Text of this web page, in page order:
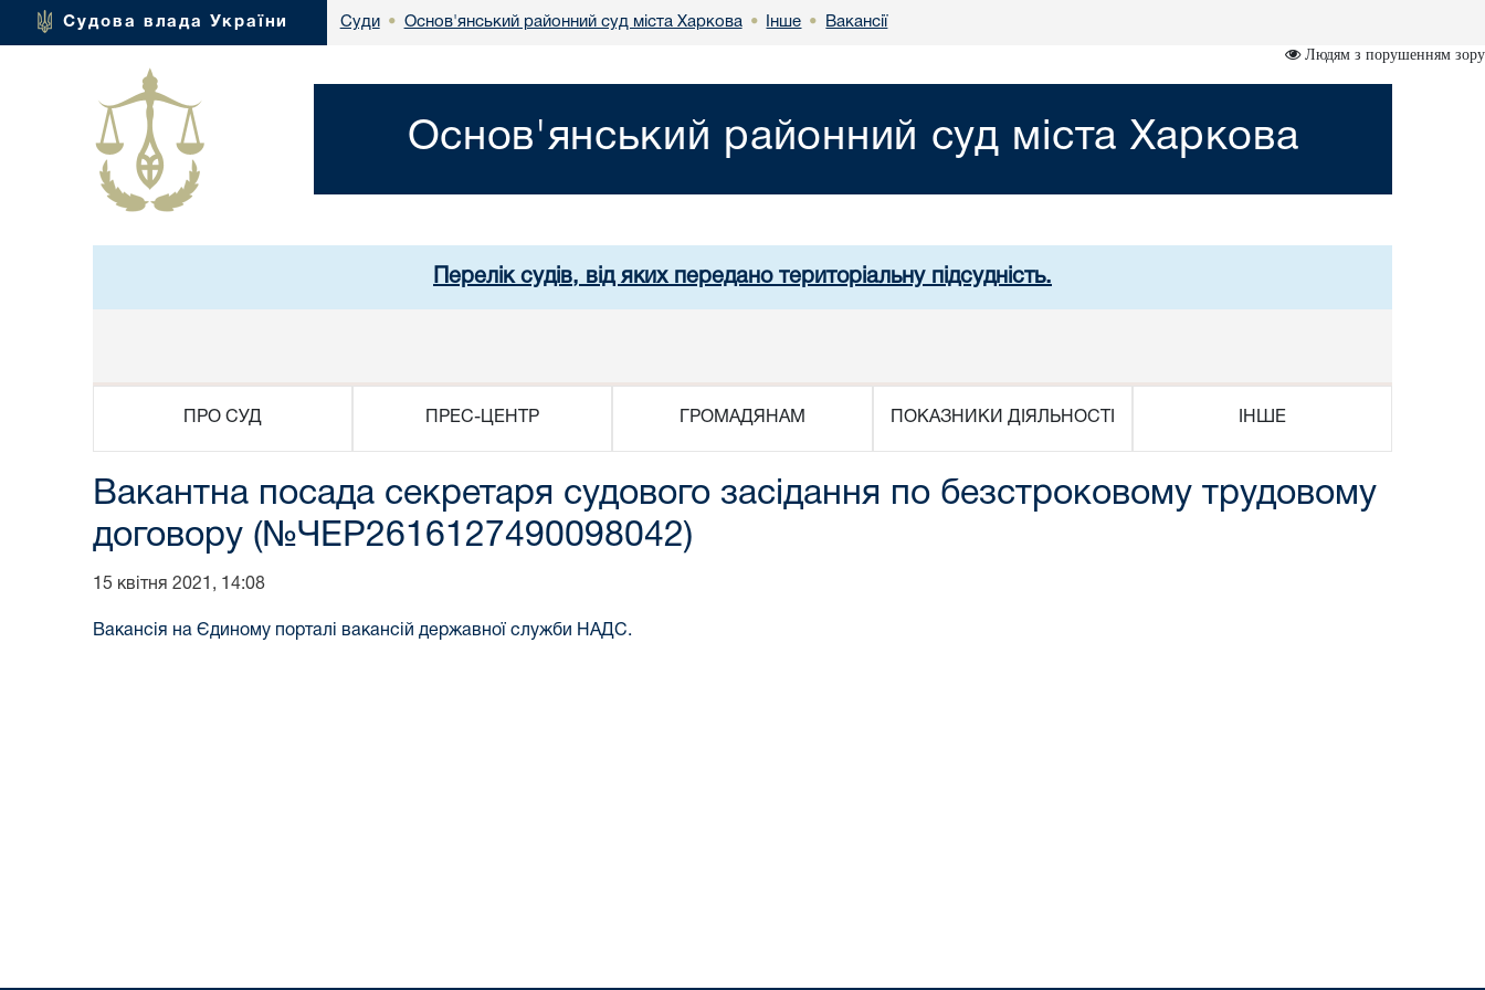
Судова влада України Суди • Основ'янський районний суд міста Харкова • Інше • Вакансії
Людям з порушенням зору
Основ'янський районний суд міста Харкова
Перелік судів, від яких передано територіальну підсудність.
ПРО СУД ПРЕС-ЦЕНТР ГРОМАДЯНАМ ПОКАЗНИКИ ДІЯЛЬНОСТІ ІНШЕ
Вакантна посада секретаря судового засідання по безстроковому трудовому
договору (№ЧЕР2616127490098042)
15 квітня 2021, 14:08
Вакансія на Єдиному порталі вакансій державної служби НАДС.